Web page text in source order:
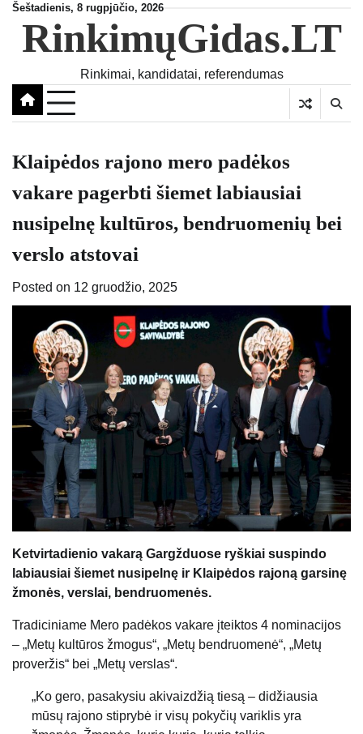
Skip
content
Šeštadienis, 8 rugpjūčio, 2026
RinkimųGidas.LT
Rinkimai, kandidatai, referendumas
Klaipėdos rajono mero padėkos
vakare pagerbti šiemet labiausiai
nusipelnę kultūros, bendruomenių bei
verslo atstovai
Posted on 12 gruodžio, 2025
Ketvirtadienio vakarą Gargžduose ryškiai suspindo
labiausiai šiemet nusipelnę ir Klaipėdos rajoną garsinę
žmonės, verslai, bendruomenės.
Tradiciniame Mero padėkos vakare įteiktos 4 nominacijos
– „Metų kultūros žmogus“, „Metų bendruomenė“, „Metų
proveržis“ bei „Metų verslas“.
„Ko gero, pasakysiu akivaizdžią tiesą – didžiausia
mūsų rajono stiprybė ir visų pokyčių variklis yra